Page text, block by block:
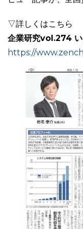
ホームページ制作につ
ユーザーインタビュ
▽詳しくはこちら
企業研究vol.274
https://